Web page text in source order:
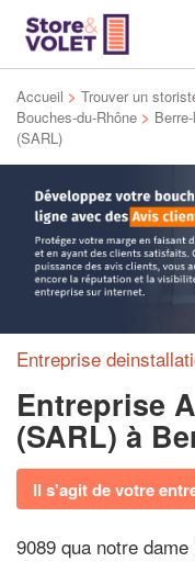
Accueil > Trouver un
Bouches-du-Rhône >
(SARL)
Entreprise
Entreprise
(SARL) à
Il s'agit de votre
9089 qua notre